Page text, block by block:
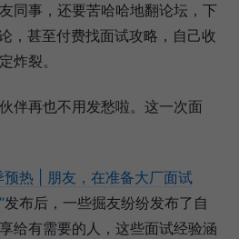
同事，还要苦哈哈地翻论坛，下
，甚至付费找面试攻略，自己收
炸裂。
伴再也不用发愁啦。这一次面
预热 | 朋友，在准备大厂面试
发布后，一些掘友纷纷发布了自
给有需要的人，这些面试经验涵